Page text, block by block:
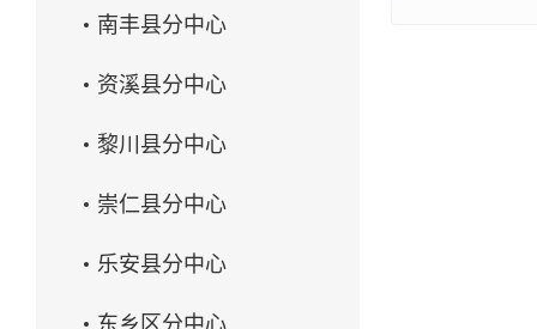
南丰县分中心
资溪县分中心
黎川县分中心
崇仁县分中心
乐安县分中心
东乡区分中心